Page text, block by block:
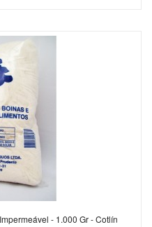
- 1.000 Gr - Cotlín